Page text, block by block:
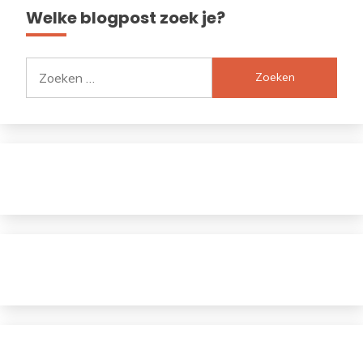
Welke blogpost zoek je?
naar: